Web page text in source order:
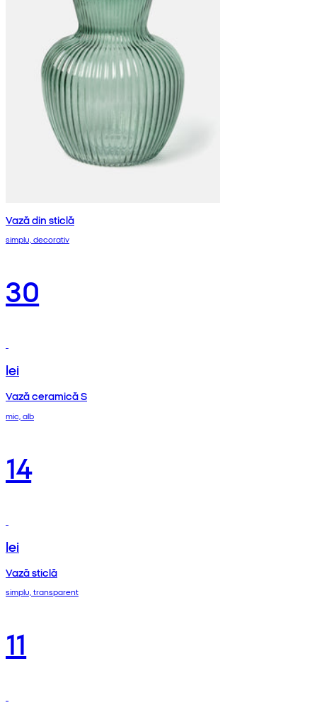
Vază din sticlă
simplu, decorativ
30
lei
Vază ceramică S
mic, alb
14
lei
Vază sticlă
simplu, transparent
11